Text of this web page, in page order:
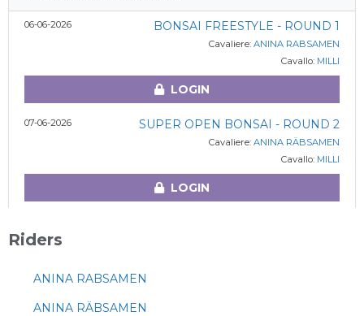
06-06-2026 BONSAI FREESTYLE - ROUND 1
Cavaliere: ANINA RABSAMEN
Cavallo: MILLI
LOGIN
07-06-2026 SUPER OPEN BONSAI - ROUND 2
Cavaliere: ANINA RÄBSAMEN
Cavallo: MILLI
LOGIN
Riders
ANINA RABSAMEN
ANINA RÄBSAMEN